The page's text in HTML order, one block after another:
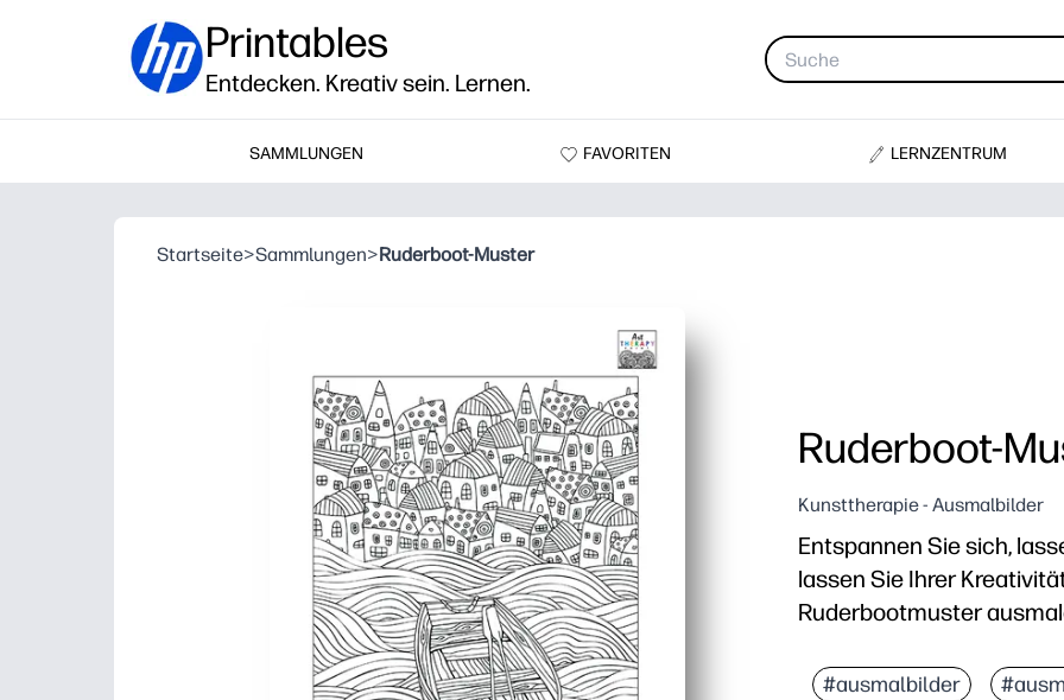
Printables
Entdecken. Kreativ sein. Lernen.
SAMMLUNGEN FAVORITEN LERNZENTRUM
Startseite>Sammlungen>Ruderboot-Muster
Ruderboot-
Kunsttherapie - Ausmalbilder
Entspannen Sie sich,
lassen Sie Ihrer
Ruderbootmuster
Drucken ohne
#ausmalbilder